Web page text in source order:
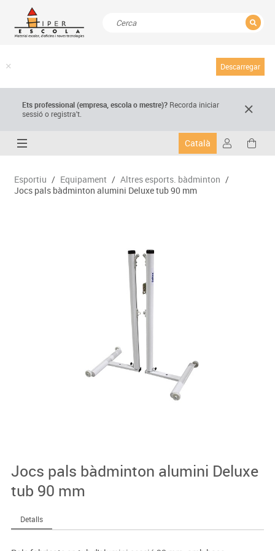
Descarregar
Ets professional (empresa,escola o mestre)? Recorda iniciar
sessió o registra't.
Català
Esportiu / Equipament / Altres esports. bàdminton /
Jocs pals bàdminton alumini Deluxe tub 90 mm
Jocs pals bàdminton alumini Deluxe
tub 90 mm
Detalls